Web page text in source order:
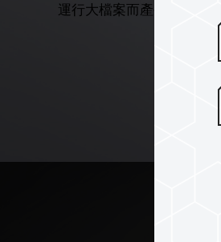
運行大檔案而產生的高溫